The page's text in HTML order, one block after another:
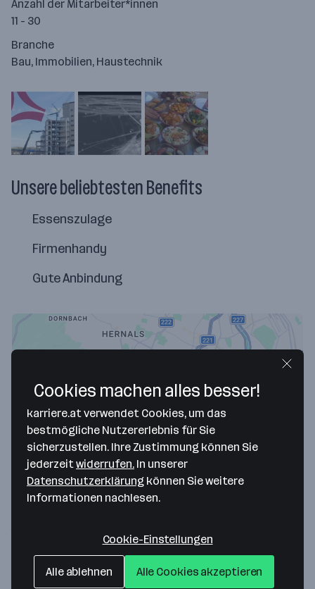
Anzahl der Mitarbeiter*innen
11 - 30
Branche
Bau, Immobilien, Haustechnik
Unsere beliebtesten Benefits
Essenszulage
Firmenhandy
Gute Anbindung
aetas Ziviltechniker GmbH
— Route berechnen
Website
Cookies machen alles besser!
karriere.at verwendet Cookies, um das
bestmögliche Nutzererlebnis für Sie
sicherzustellen. Ihre Zustimmung können Sie
jederzeit widerrufen. In unserer
Datenschutzerklärung können Sie weitere
Informationen nachlesen.
Cookie-Einstellungen
Alle ablehnen Alle Cookies akzeptieren